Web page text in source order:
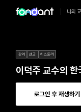
나의
강의 선교 히스토리
이덕주 교수의
로그인 후 재생하기